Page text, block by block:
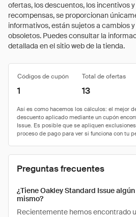
ofertas, los descuentos, los incentivos
recompensas, se proporcionan
informativos, están sujetos a cambios
obsoletos. Puedes consultar la
detallada en el sitio web de la tienda.
Códigos de cupón Total de ofertas
1 13
Preguntas frecuentes
¿Tiene Oakley Standard Issue
mismo?
Recientemente hemos encontrado